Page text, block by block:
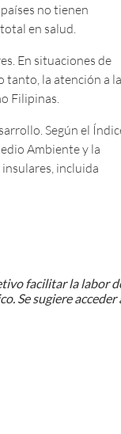
no tienen
en salud.
En situaciones de
tanto, la atención a la
Filipinas.
Según el
Ambiente y la
incluida
facilitar la labor
Se sugiere acceder